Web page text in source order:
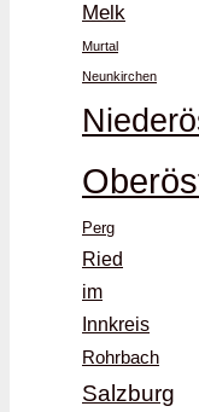
Melk
Murtal
Neunkirchen
Perg
Ried
im
Innkreis
Rohrbach
Salzburg